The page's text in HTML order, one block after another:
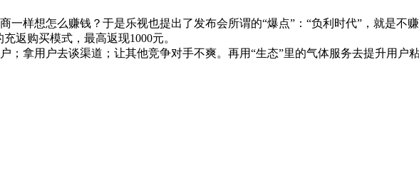
想怎么赚钱？于是乐视也提出了发布会所谓的“爆点”：“负利时代”，就是不赚
返购买模式，最高返现1000元。
用户去谈渠道；让其他竞争对手不爽。再用“生态”里的气体服务去提升用户粘